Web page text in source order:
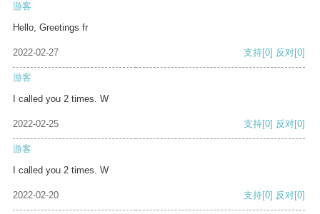
游客
Hello, Greetings fr
2022-02-27 支持[0] 反对[0]
游客
I called you 2 times. W
2022-02-25 支持[0] 反对[0]
游客
I called you 2 times. W
2022-02-20 支持[0] 反对[0]